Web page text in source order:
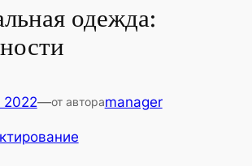
одежда:
2022—от автораmanager